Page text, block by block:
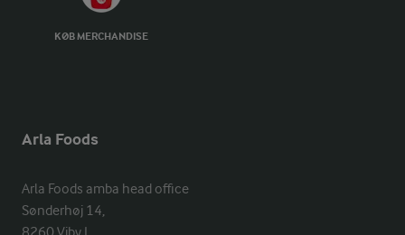
KØB MERCHANDISE
Arla Foods
Arla Foods amba head office
Sønderhøj 14,